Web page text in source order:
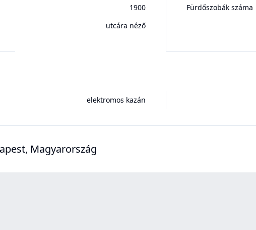
1900
utcára néző
elektromos kazán
Fürdőszobák száma
Magyarország